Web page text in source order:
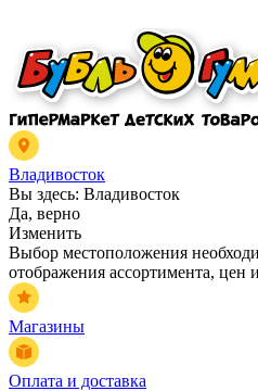
Владивосток
Вы здесь: Владивосток
Да, верно
Изменить
Выбор местоположения
отображения ассортимента, цен
Магазины
Оплата и доставка